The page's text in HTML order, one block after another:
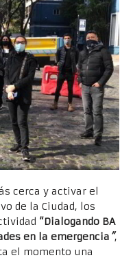
cerca y activar el
de la Ciudad, los
“Dialogando BA
en la emergencia ”,
el momento una